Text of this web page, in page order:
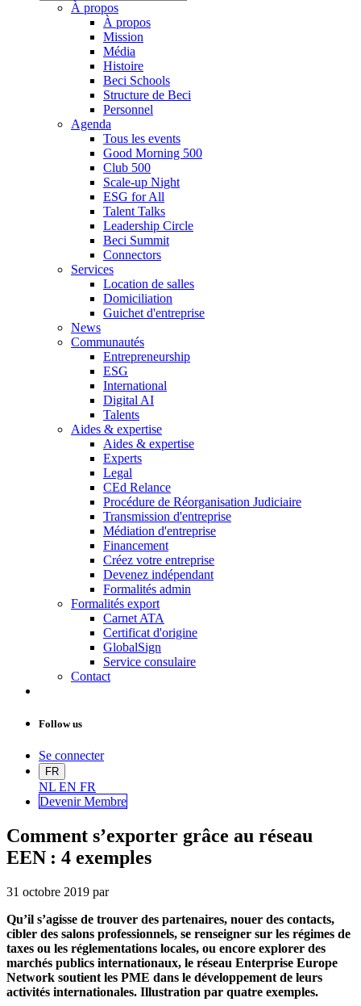
À propos
À propos
Mission
Média
Histoire
Beci Schools
Structure de Beci
Personnel
Agenda
Tous les events
Good Morning 500
Club 500
Scale-up Night
ESG for All
Talent Talks
Leadership Circle
Beci Summit
Connectors
Services
Location de salles
Domiciliation
Guichet d'entreprise
News
Communautés
Entrepreneurship
ESG
International
Digital AI
Talents
Aides & expertise
Aides & expertise
Experts
Legal
CEd Relance
Procédure de Réorganisation Judiciaire
Transmission d'entreprise
Médiation d'entreprise
Financement
Créez votre entreprise
Devenez indépendant
Formalités admin
Formalités export
Carnet ATA
Certificat d'origine
GlobalSign
Service consulaire
Contact
Follow us
Se connecter
FR
NL EN FR
Devenir Membre
Comment s’exporter grâce au réseau
EEN : 4 exemples
31 octobre 2019 par
Qu’il s’agisse de trouver des partenaires, nouer des contacts,
cibler des salons professionnels, se renseigner sur les régimes de
taxes ou les réglementations locales, ou encore explorer des
marchés publics internationaux, le réseau Enterprise Europe
Network soutient les PME dans le développement de leurs
activités internationales. Illustration par quatre exemples.